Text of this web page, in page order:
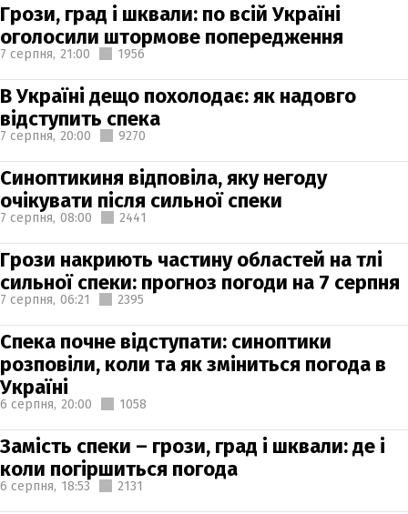
Грози, град і шквали: по всій Україні
оголосили штормове попередження
7 серпня, 21:00 1956
В Україні дещо похолодає: як надовго
відступить спека
7 серпня, 20:00 9270
Синоптикиня відповіла, яку негоду
очікувати після сильної спеки
7 серпня, 08:00 2441
Грози накриють частину областей на тлі
сильної спеки: прогноз погоди на 7 серпня
7 серпня, 06:21 2395
Спека почне відступати: синоптики
розповіли, коли та як зміниться погода в
Україні
6 серпня, 20:00 1058
Замість спеки – грози, град і шквали: де і
коли погіршиться погода
6 серпня, 18:53 2131